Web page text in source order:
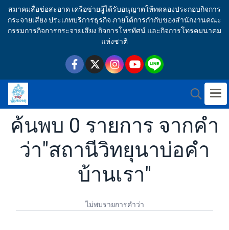
สมาคมสื่อช่อสะอาด เครือข่ายผู้ได้รับอนุญาตให้ทดลองประกอบกิจการ
กระจายเสียง ประเภทบริการธุรกิจ ภายใต้การกำกับของสำนักงานคณะ
กรรมการกิจการกระจายเสียง กิจการโทรทัศน์ และกิจการโทรคมนาคม
แห่งชาติ
ค้นพบ 0 รายการ จากคำ
ว่า"สถานีวิทยุนาบ่อคำ
บ้านเรา"
ไม่พบรายการคำว่า